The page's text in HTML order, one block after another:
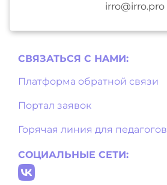
irro@irro.pro
СВЯЗАТЬСЯ С НAМИ:
Платформа обратной связи
Портал заявок
Горячая линия для педагогов
СОЦИАЛЬНЫЕ СЕТИ: